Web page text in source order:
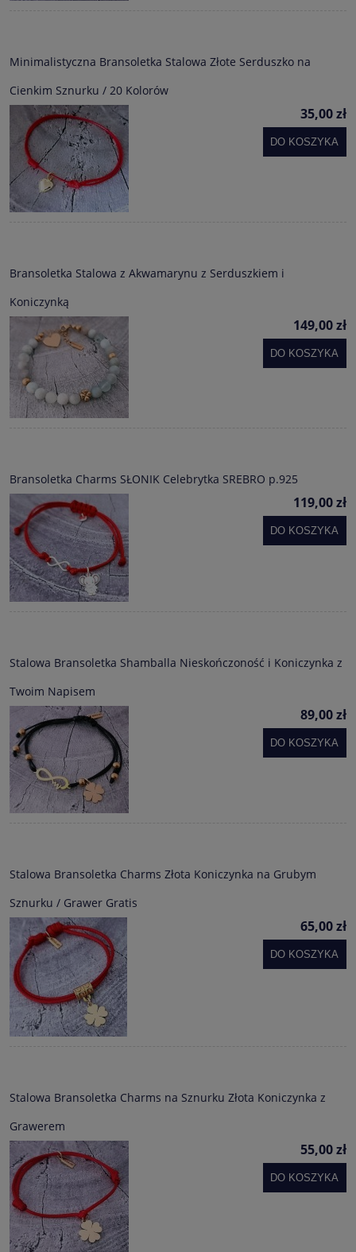
Minimalistyczna Bransoletka Stalowa Złote Serduszko na
Cienkim Sznurku / 20 Kolorów
35,00 zł
DO KOSZYKA
Bransoletka Stalowa z Akwamarynu z Serduszkiem i
Koniczynką
149,00 zł
DO KOSZYKA
Bransoletka Charms SŁONIK Celebrytka SREBRO p.925
119,00 zł
DO KOSZYKA
Stalowa Bransoletka Shamballa Nieskończoność i Koniczynka z
Twoim Napisem
89,00 zł
DO KOSZYKA
Stalowa Bransoletka Charms Złota Koniczynka na Grubym
Sznurku / Grawer Gratis
65,00 zł
DO KOSZYKA
Stalowa Bransoletka Charms na Sznurku Złota Koniczynka z
Grawerem
55,00 zł
DO KOSZYKA